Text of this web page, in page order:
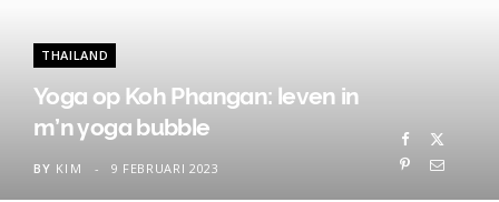
THAILAND
Yoga op Koh Phangan: leven in
m’n yoga bubble
BY KIM 9 FEBRUARI 2023